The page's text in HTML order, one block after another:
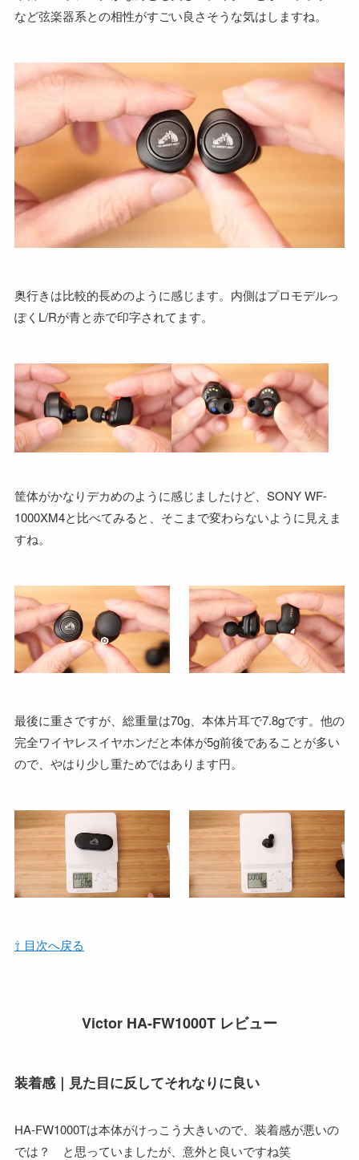
など弦楽器系との相性がすごい良さそうな気はしますね。
奥行きは比較的長めのように感じます。内側はプロモデルっ
ぽくL/Rが青と赤で印字されてます。
筐体がかなりデカめのように感じましたけど、SONY WF-
1000XM4と比べてみると、そこまで変わらないように見えま
すね。
最後に重さですが、総重量は70g、本体片耳で7.8gです。他の
完全ワイヤレスイヤホンだと本体が5g前後であることが多い
ので、やはり少し重ためではあります円。
⇧ 目次へ戻る
Victor HA-FW1000T レビュー
装着感｜見た目に反してそれなりに良い
HA-FW1000Tは本体がけっこう大きいので、装着感が悪いの
では？ と思っていましたが、意外と良いですね笑